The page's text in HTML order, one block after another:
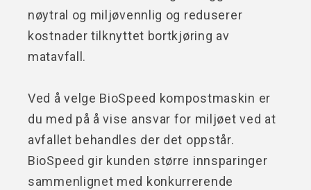
nøytral og miljøvennlig og reduserer
kostnader tilknyttet bortkjøring av
matavfall.
Ved å velge BioSpeed kompostmaskin er
du med på å vise ansvar for miljøet ved at
avfallet behandles der det oppstår.
BioSpeed gir kunden større innsparinger
sammenlignet med konkurrerende